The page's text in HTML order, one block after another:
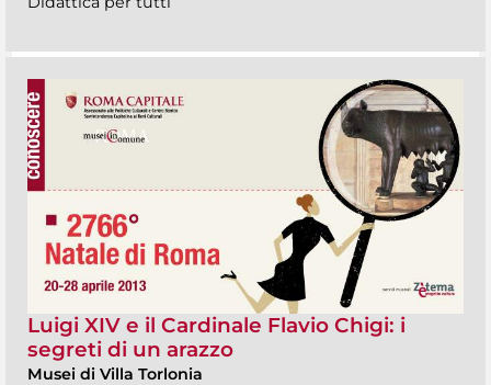
Luigi XIV e il Cardinale Flavio Chigi: i
segreti di un arazzo
Musei di Villa Torlonia